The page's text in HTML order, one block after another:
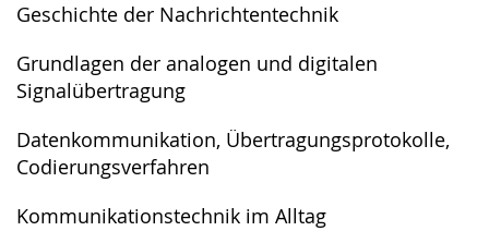
Geschichte der Nachrichtentechnik
Grundlagen der analogen und digitalen
Signalübertragung
Datenkommunikation, Übertragungsprotokolle,
Codierungsverfahren
Kommunikationstechnik im Alltag